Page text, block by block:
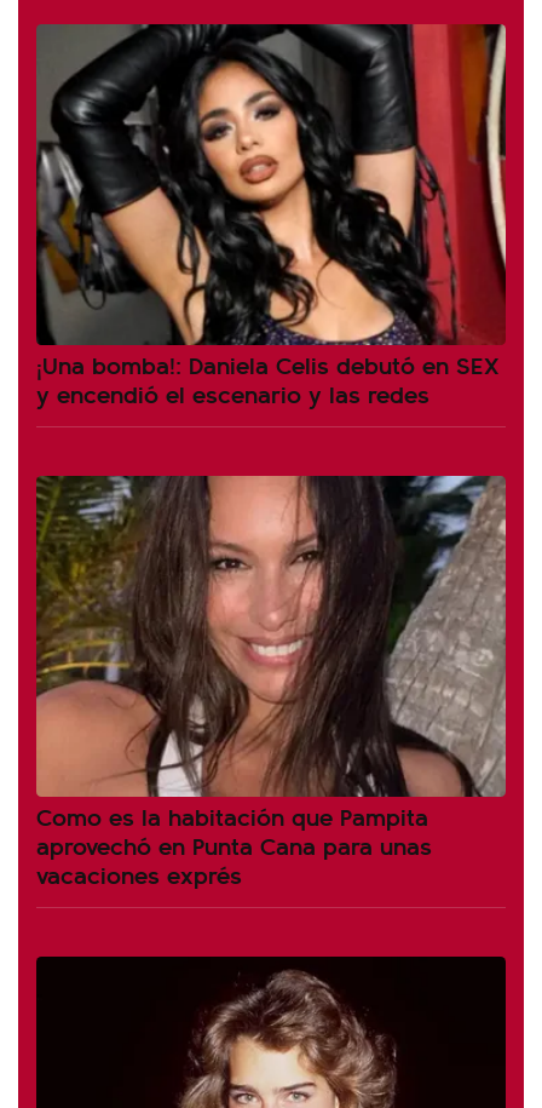
¡Una bomba!: Daniela Celis debutó en SEX
y encendió el escenario y las redes
Como es la habitación que Pampita
aprovechó en Punta Cana para unas
vacaciones exprés